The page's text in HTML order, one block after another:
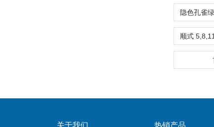
关于我们 热销产品